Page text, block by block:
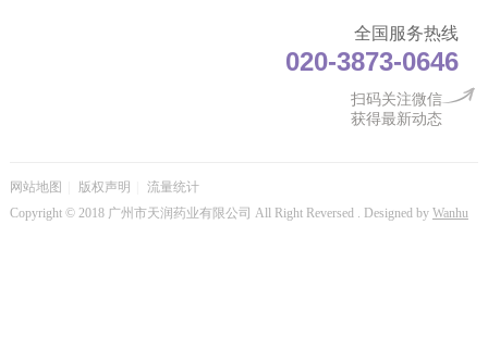
全国服务热线
020-3873-0646
扫码关注微信
获得最新动态
网站地图 版权声明
流量统计
Copyright © 2018 广州市天润药业有限公司 All Right Reversed . Designed by Wanhu